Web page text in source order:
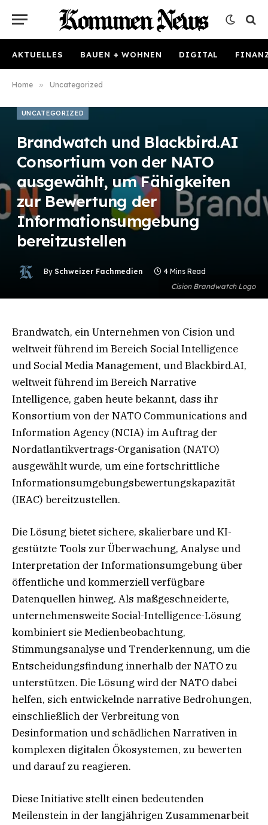
AKTUELLES BAUEN + WOHNEN DIGITAL
Home » Uncategorized
Cision Brandwatch Logo
UNCATEGORIZED
Brandwatch und Blackbird.AI
Consortium von der NATO
ausgewählt, um Fähigkeiten
zur Bewertung der
Informationsumgebung
bereitzustellen
By Schweizer Fachmedien 4 Mins Read
Brandwatch, ein Unternehmen von Cision und
weltweit führend im Bereich Social Intelligence
und Social Media Management, und Blackbird.AI,
weltweit führend im Bereich Narrative
Intelligence, gaben heute bekannt, dass ihr
Konsortium von der NATO Communications and
Information Agency (NCIA) im Auftrag der
Nordatlantikvertrags-Organisation (NATO)
ausgewählt wurde, um eine fortschrittliche
Informationsumgebungsbewertungskapazität
(IEAC) bereitzustellen.
Die Lösung bietet sichere, skalierbare und KI-
gestützte Tools zur Überwachung, Analyse und
Interpretation der Informationsumgebung über
öffentliche und kommerziell verfügbare
Datenquellen hinweg. Als maßgeschneiderte,
unternehmensweite Social-Intelligence-Lösung
kombiniert sie Medienbeobachtung,
Stimmungsanalyse und Trenderkennung, um die
Entscheidungsfindung innerhalb der NATO zu
unterstützen. Die Lösung wird der NATO dabei
helfen, sich entwickelnde narrative Bedrohungen,
einschließlich der Verbreitung von
Desinformation und schädlichen Narrativen in
komplexen digitalen Ökosystemen, zu bewerten
und darauf zu reagieren.
Diese Initiative stellt einen bedeutenden
Meilenstein in der langjährigen Zusammenarbeit